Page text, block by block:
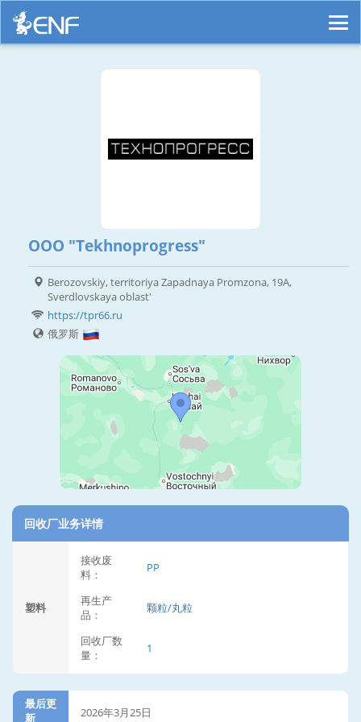
ООО "Tekhnoprogress"
Berozovskiy, territoriya Zapadnaya Promzona, 19A,
Sverdlovskaya oblast'
https://tpr66.ru
俄罗斯
回收厂业务详情
塑料
接收废
料：
PP
再生产
品：
颗粒/丸粒
回收厂数
量：
1
最后更
新
2026年3月25日